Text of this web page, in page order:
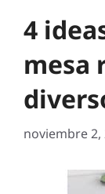
4
mesa
noviembre 2,